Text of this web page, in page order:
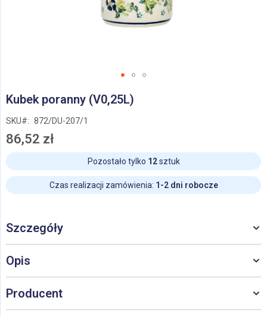
na
galerii
Kubek poranny (V0,25L)
SKU 872/DU-207/1
86,52 zł
Pozostało tylko 12sztuk
Czas realizacji zamówienia: 1-2 dni robocze
Szczegóły
Opis
Producent